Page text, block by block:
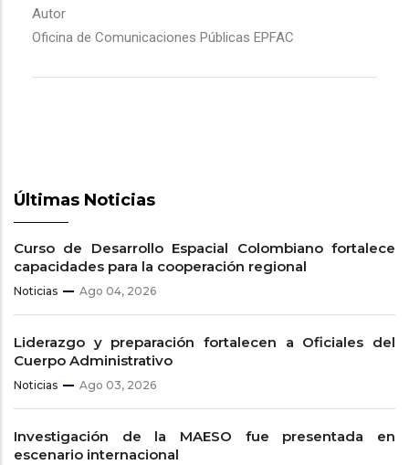
Autor
Oficina de Comunicaciones Públicas EPFAC
Últimas Noticias
Curso de Desarrollo Espacial Colombiano fortalece
capacidades para la cooperación regional
Noticias Ago 04, 2026
Liderazgo y preparación fortalecen a Oficiales del
Cuerpo Administrativo
Noticias Ago 03, 2026
Investigación de la MAESO fue presentada en
escenario internacional